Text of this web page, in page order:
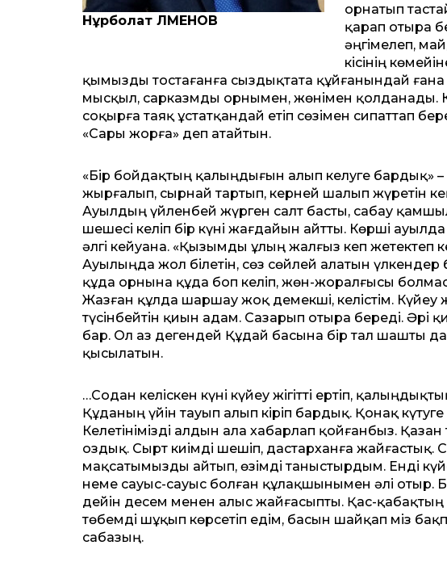
Нұрболат ӘЛМЕНОВ
орнатып
қарап отыра
әңгімелеп,
кісінің
қымызды тостағанға сыздықтата құйғанындай ғана
мысқыл, сарказмды орнымен, жөнімен қолданады.
соқырға таяқ ұстатқандай етіп сөзімен сипаттап
«Сары жорға» деп атайтын.
«Бір бойдақтың қалыңдығын алып келуге бардық» –
жырғалып, сырнай тартып, керней шалып жүретін
Ауылдың үйленбей жүрген салт басты, сабау
шешесі келіп бір күні жағдайын айтты. Көрші
әлгі кейуана. «Қызымды ұлың жалғыз кеп жетектеп
Ауылыңда жол білетін, сөз сөйлей алатын
құда орнына құда боп келіп, жөн-жоралғысы
Жазған құлда шаршау жоқ демекші, келістім. Күйеу
түсінбейтін қиын адам. Сазарып отыра береді.
бар. Ол аз дегендей Құдай басына бір тал шашты
қысылатын.
…Содан келіскен күні күйеу жігітті ертіп,
Құданың үйін тауып алып кіріп бардық. Қонақ
Келетінімізді алдын ала хабарлап қойғанбыз.
оздық. Сырт киімді шешіп, дастарханға жайғастық.
мақсатымызды айтып, өзімді таныстырдым. Енді
неме сауыс-сауыс болған құлақшынымен әлі отыр.
дейін десем менен алыс жайғасыпты. Қас-
төбемді шұқып көрсетіп едім, басын шайқап міз
сабазың.